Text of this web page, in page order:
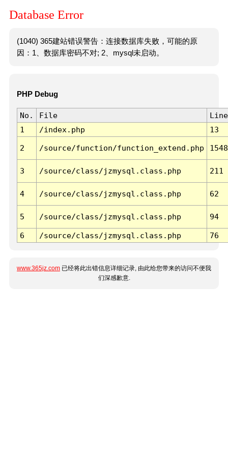
Database Error
(1040) 365建站错误警告：连接数据库失败，可能的原
因：1、数据库密码不对; 2、mysql未启动。
PHP Debug
No. File
Line
1
/index.php 13
2 /source/function/function_extend.php 1548
3 /source/class/jzmysql.class.php 211
4 /source/class/jzmysql.class.php 62
5 /source/class/jzmysql.class.php 94
6 /source/class/jzmysql.class.php 76
www.365jz.com 已经将此出错信息详细记录, 由此给您带来的访问不便我
们深感歉意.